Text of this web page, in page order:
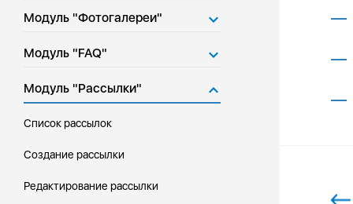
Модуль "Фотогалереи"
Модуль "FAQ"
Модуль "Рассылки"
Список рассылок
Создание рассылки
Редактирование рассылки